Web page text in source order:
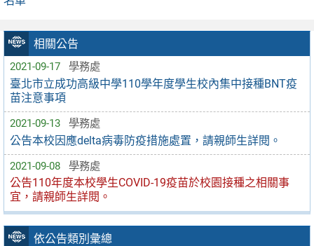
相關公告
2021-09-17 學務處
臺北市立成功高級中學110學年度學生校內集中接種BNT疫
苗注意事項
2021-09-13 學務處
公告本校因應delta病毒防疫措施處置，請親師生詳閱。
2021-09-08 學務處
公告110年度本校學生COVID-19疫苗於校園接種之相關事
宜，請親師生詳閱。
依公告類別彙總